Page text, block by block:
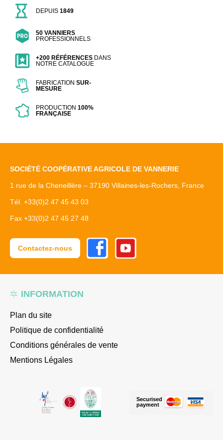
DEPUIS1849
50 VANNIERS
PROFESSIONNELS
+200 RÉFÉRENCES DANS
NOTRE CATALOGUE
FABRICATIONSUR-
MESURE
PRODUCTION100%
FRANÇAISE
INFORMATION
Plan du site
Politique de confidentialité
Conditions générales de vente
Mentions Légales
SOCIÉTÉ COOPÉRATIVE AGRICOLE DE VANNERIE
1 rue de la Cheneillère – 37190 Villaines-les-Rochers, France
Tél. +33(0)2 47 45 43 03
Fax +33(0)2 47 45 27 48
Securised
payment
Contactez-nous
FacebookYoutube